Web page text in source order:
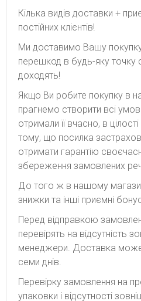
Кілька видів доставки +
постійних клієнтів!
Ми доставимо Вашу
перешкод в будь-яку точку
доходять!
Якщо Ви робите покупку в
прагнемо створити всі
отримали її вчасно, в
тому, що посилка
отримати гарантію
збереження замовлених
До того ж в нашому
знижки та інші приємні
Перед відправкою
перевірять на відсутність
менеджери. Доставка може
семи днів.
Перевірку замовлення на
упаковки і відсутності